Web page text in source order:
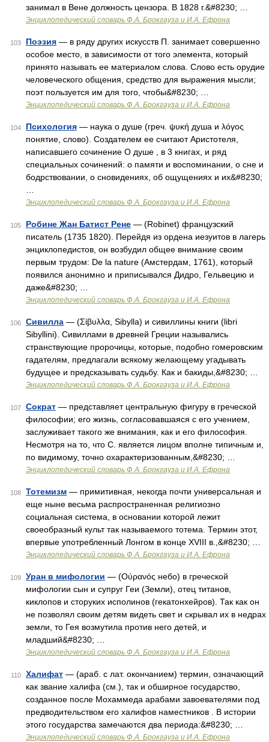
занимал в Вене должность цензора. В 1828 г.&#8230; …
Энциклопедический словарь Ф.А. Брокгауза и И.А. Ефрона
103 Поэзия — в ряду других искусств П. занимает совершенно
особое место, в зависимости от того элемента, который
принято называть ее материалом слова. Слово есть орудие
человеческого общения, средство для выражения мысли;
поэт пользуется им для того, чтобы&#8230; …
Энциклопедический словарь Ф.А. Брокгауза и И.А. Ефрона
104 Психология — наука о душе (греч. ψυκή душа и λόγος
понятие, слово). Создателем ее считают Аристотеля,
написавшего сочинение О душе , в 3 книгах, и ряд
специальных сочинений: о памяти и воспоминании, о сне и
бодрствовании, о сновидениях, об ощущениях и их&#8230;
Энциклопедический словарь Ф.А. Брокгауза и И.А. Ефрона
105 Робине Жан Батист Рене — (Robinet) французский
писатель (1735 1820). Перейдя из ордена иезуитов в лагерь
энциклопедистов, он возбудил общее внимание своим
первым трудом: De la nature (Амстердам, 1761), который
появился анонимно и приписывался Дидро, Гельвецию и
даже&#8230; …
Энциклопедический словарь Ф.А. Брокгауза и И.А. Ефрона
106 Сивилла — (Σίβυλλα, Sibylla) и сивиллины книги (libri
Sibyllini). Сивиллами в древней Греции назывались
странствующие пророчицы, которые, подобно гомеровским
гадателям, предлагали всякому желающему угадывать
будущее и предсказывать судьбу. Как и бакиды,&#8230; …
Энциклопедический словарь Ф.А. Брокгауза и И.А. Ефрона
107 Сократ — представляет центральную фигуру в греческой
философии; его жизнь, согласовавшаяся с его учением,
заслуживает такого же внимания, как и его философия.
Несмотря на то, что С. является лицом вполне типичным и,
по видимому, точно охарактеризованным,&#8230; …
Энциклопедический словарь Ф.А. Брокгауза и И.А. Ефрона
108 Тотемизм — примитивная, некогда почти универсальная и
еще ныне весьма распространенная религиозно
социальная система, в основании которой лежит
своеобразный культ так называемого тотема. Термин этот,
впервые употребленный Лонгом в конце XVIII в.,&#8230; …
Энциклопедический словарь Ф.А. Брокгауза и И.А. Ефрона
109 Уран в мифологии — (Ούρανός небо) в греческой
мифологии сын и супруг Геи (Земли), отец титанов,
киклопов и сторуких исполинов (гекатонхейров). Так как он
не позволял своим детям видеть свет и скрывал их в недрах
земли, то Гея возмутила против него детей, и
младший&#8230; …
Энциклопедический словарь Ф.А. Брокгауза и И.А. Ефрона
110 Халифат — (араб. с лат. окончанием) термин, означающий
как звание халифа (см.), так и обширное государство,
созданное после Мохаммеда арабами завоевателями под
предводительством его халифов наместников . В истории
этого государства замечаются два периода:&#8230; …
Энциклопедический словарь Ф.А. Брокгауза и И.А. Ефрона